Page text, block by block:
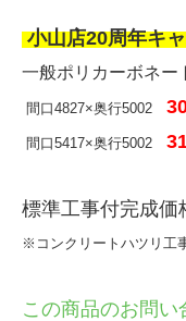
小山店20周年キ
一般ポリカーボネー
間口4827×奥行5002
間口5417×奥行5002
標準工事付完成価
※コンクリートハツリ工
この商品のお問